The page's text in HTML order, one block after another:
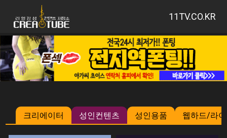
11TV.CO.KR
크리에이터 성인컨텐츠 성인용품 웹하드/라